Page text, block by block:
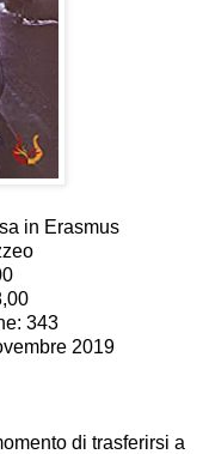
in Erasmus
343
2019
di trasferirsi a